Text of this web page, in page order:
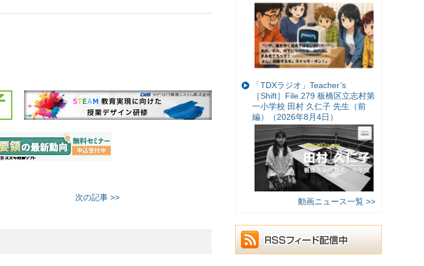
次の記事 >>
「TDXラジオ」Teacher’s
［Shift］File.279 板橋区立志村第
一小学校 田村 久仁子 先生（前
編）（2026年8月4日）
動画ニュース一覧 >>